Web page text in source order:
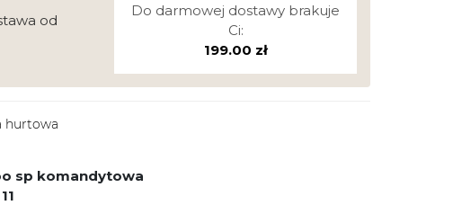
od
Do darmowej dostawy brakuje
Ci:
199.00 zł
hurtowa
sp komandytowa